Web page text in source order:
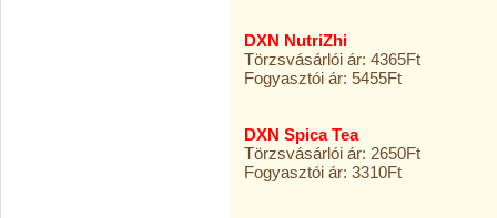
DXN NutriZhi
Törzsvásárlói ár: 4365Ft
Fogyasztói ár: 5455Ft
DXN Spica Tea
Törzsvásárlói ár: 2650Ft
Fogyasztói ár: 3310Ft